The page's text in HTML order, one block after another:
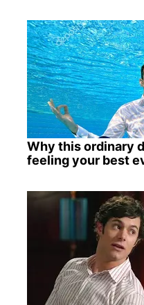
Why this ordinary
feeling your best